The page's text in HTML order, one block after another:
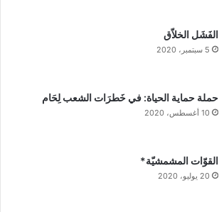
الفَشَل الخلاّق
5 سبتمبر، 2020
حملة حماية الحياة: في خَطرَات الشعب لِحَام
10 أغسطس، 2020
القوّات المشمشيّة*
20 يوليو، 2020